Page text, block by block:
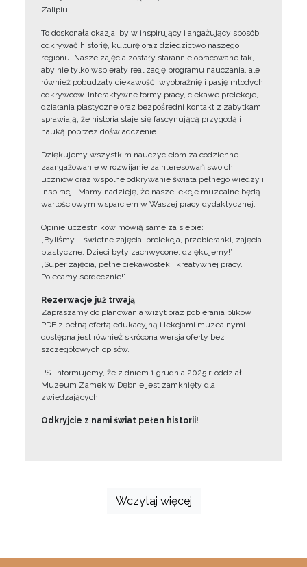
Zalipiu.
To doskonała okazja, by w inspirujący i angażujący sposób
odkrywać historię, kulturę oraz dziedzictwo naszego
regionu. Nasze zajęcia zostały starannie opracowane tak,
aby nie tylko wspierały realizację programu nauczania, ale
również pobudzały ciekawość, wyobraźnię i pasję młodych
odkrywców. Interaktywne formy pracy, ciekawe prelekcje,
działania plastyczne oraz bezpośredni kontakt z zabytkami
sprawiają, że historia staje się fascynującą przygodą i
nauką poprzez doświadczenie.
Dziękujemy wszystkim nauczycielom za codzienne
zaangażowanie w rozwijanie zainteresowań swoich
uczniów oraz wspólne odkrywanie świata pełnego wiedzy i
inspiracji. Mamy nadzieję, że nasze lekcje muzealne będą
wartościowym wsparciem w Waszej pracy dydaktycznej.
Opinie uczestników mówią same za siebie:
„Byliśmy – świetne zajęcia, prelekcja, przebieranki, zajęcia
plastyczne. Dzieci były zachwycone, dziękujemy!”
„Super zajęcia, pełne ciekawostek i kreatywnej pracy.
Polecamy serdecznie!”
Rezerwacje już trwają
Zapraszamy do planowania wizyt oraz pobierania plików
PDF z pełną ofertą edukacyjną i lekcjami muzealnymi –
dostępna jest również skrócona wersja oferty bez
szczegółowych opisów.
PS. Informujemy, że z dniem 1 grudnia 2025 r. oddział
Muzeum Zamek w Dębnie jest zamknięty dla
zwiedzających.
Odkryjcie z nami świat pełen historii!
Wczytaj więcej